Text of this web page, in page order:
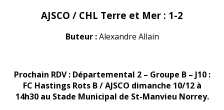
AJSCO / CHL Terre et Mer : 1-2
Buteur :Alexandre Allain
Prochain RDV : Départemental 2 – Groupe B – J10 :
FC Hastings Rots B / AJSCO dimanche 10/12 à
14h30 au Stade Municipal de St-Manvieu Norrey.